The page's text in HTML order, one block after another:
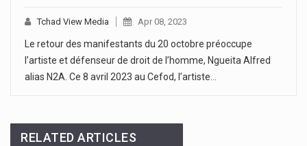
Tchad View Media Apr 08, 2023
Le retour des manifestants du 20 octobre préoccupe
l’artiste et défenseur de droit de l’homme, Ngueita Alfred
alias N2A. Ce 8 avril 2023 au Cefod, l’artiste…
RELATED ARTICLES